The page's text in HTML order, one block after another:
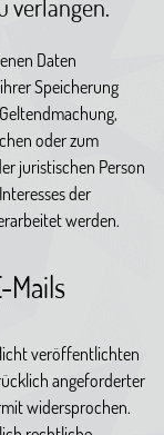
verlangen.
Daten
Speicherung
oder zum
juristischen Person
der
werden.
Mails
veröffentlichten
angeforderter
widersprochen.